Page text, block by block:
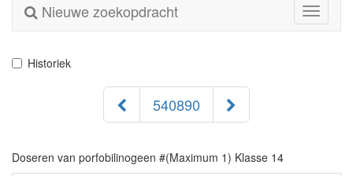
Toggle
Nieuwe zoekopdracht
Historiek
540890
Doseren van porfobilinogeen #(Maximum 1) Klasse 14